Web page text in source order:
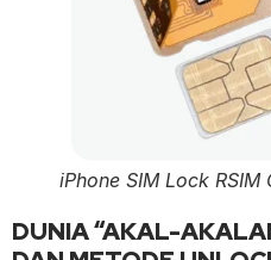
iPhone SIM Lock RSIM
DUNIA “AKAL-